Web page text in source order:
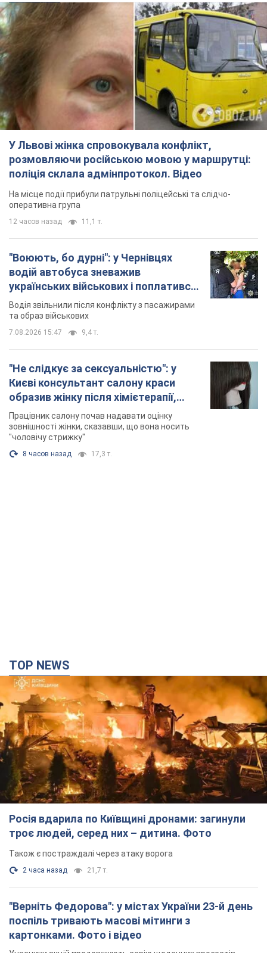
поліція склала адмінпротокол. Відео
На місце події прибули патрульні поліцейські та слідчо-
оперативна група
12 часов назад 11,1 т.
"Воюють, бо дурні": у Чернівцях
водій автобуса зневажив
українських військових і поплатився.
Відео
Водія звільнили після конфлікту з пасажирами
та образ військових
7.08.2026 15:47 9,4 т.
"Не слідкує за сексуальністю": у
Києві консультант салону краси
зовнішності жінки, сказавши, що вона носить
"чоловічу стрижку"
8 часов назад 17,3 т.
троє людей, серед них – дитина. Фото
Також є постраждалі через атаку ворога
2 часа назад 21,7 т.
"Верніть Федорова": у містах України 23-й день
поспіль тривають масові мітинги з
картонками. Фото і відео
Учасники акцій продовжують серію щоденних протестів
8 часов назад 3,0 т.
Сенат США схвалив законопроєкт Грема про
санкції проти Росії: що далі
Документ передбачає нові економічні обмеження
8 часов назад 5,9 т.